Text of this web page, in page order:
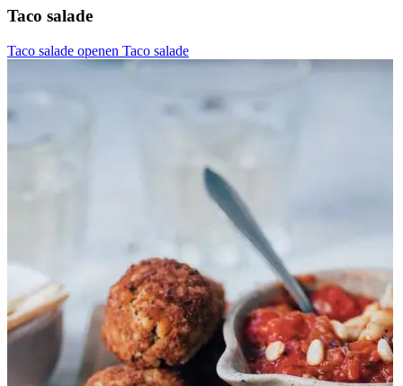
Taco salade
Taco salade openen Taco salade